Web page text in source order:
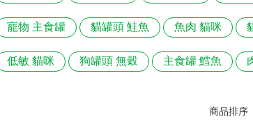
寵物 主食罐 貓罐頭 鮭魚 魚肉 貓咪
低敏 貓咪 狗罐頭 無穀 主食罐 鱈魚
商品排序